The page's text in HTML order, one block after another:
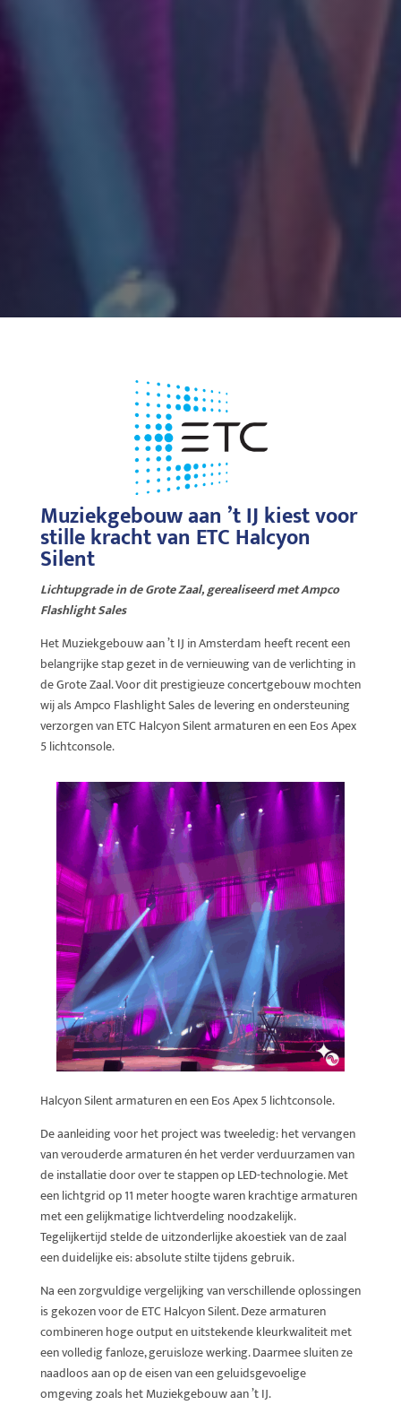
Muziekgebouw aan ’t IJ kiest voor
stille kracht van ETC Halcyon
Silent
Lichtupgrade in de Grote Zaal, gerealiseerd met Ampco
Flashlight Sales
Het Muziekgebouw aan ’t IJ in Amsterdam heeft recent een
belangrijke stap gezet in de vernieuwing van de verlichting in
de Grote Zaal. Voor dit prestigieuze concertgebouw mochten
wij als Ampco Flashlight Sales de levering en ondersteuning
verzorgen van ETC Halcyon Silent armaturen en een Eos Apex
5 lichtconsole.
Halcyon Silent armaturen en een Eos Apex 5 lichtconsole.
De aanleiding voor het project was tweeledig: het vervangen
van verouderde armaturen én het verder verduurzamen van
de installatie door over te stappen op LED-technologie. Met
een lichtgrid op 11 meter hoogte waren krachtige armaturen
met een gelijkmatige lichtverdeling noodzakelijk.
Tegelijkertijd stelde de uitzonderlijke akoestiek van de zaal
een duidelijke eis: absolute stilte tijdens gebruik.
Na een zorgvuldige vergelijking van verschillende oplossingen
is gekozen voor de ETC Halcyon Silent. Deze armaturen
combineren hoge output en uitstekende kleurkwaliteit met
een volledig fanloze, geruisloze werking. Daarmee sluiten ze
naadloos aan op de eisen van een geluidsgevoelige
omgeving zoals het Muziekgebouw aan ’t IJ.